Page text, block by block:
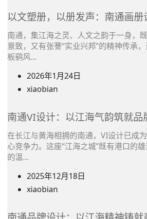
用)
作
者
章
者
姓
之
前
用)
作
者
以文塑册，以册发声：南通画
南通，集江海之灵、人文之韵于一身，
景致，又有张謇“实业兴邦”的精神传承，
板鹞风...
2026年1月24日
(在
章
者
之
前
xiaobian
南通VI设计：以江海气韵筑就
在长江与黄海相拥的南通，VI设计已成
心竞争力。这座“江海之城”既有港口的
的温...
2025年12月18日
(在
章
xiaobian